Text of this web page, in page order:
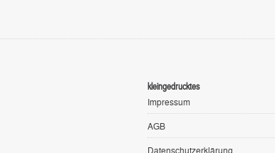
kleingedrucktes
Impressum
AGB
Datenschutzerklärung